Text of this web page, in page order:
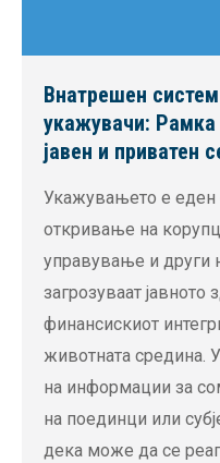
Внатрешен
укажувачи:
јавен и приватен
Укажувањето е еден
откривање на
управување и други
загрозуваат јавното
финансискиот
животната средина.
на информации за
на поединци или
дека може да се